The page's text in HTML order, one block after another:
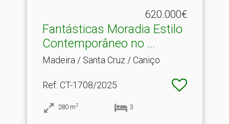
620.000€
Fantásticas Moradia Estilo
Contemporâneo no .​..
Madeira / Santa Cruz / Caniço
Ref: CT-1708/2025
280 m2 3